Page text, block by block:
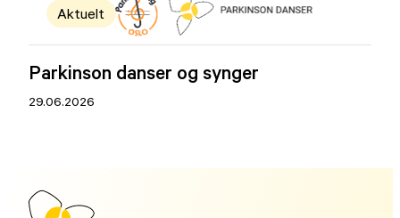
Aktuelt
Parkinson danser og synger
29.06.2026